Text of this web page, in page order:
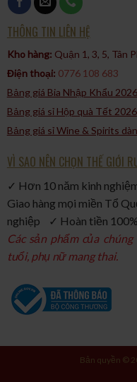
THÔNG TIN LIÊN HỆ
Kho hàng: Quận 1, 3, 5, Tân
Điện thoại: 0776 108 683
Bảng giá Bia Nhập Khẩu 2026
Bảng giá sỉ Hộp quà Tết 2026
Bảng giá sỉ Wine & Spirits
VÌ SAO NÊN CHỌN THẾ GIỚI
✓ Hơn 10 năm kinh
Giao hàng mọi miền Tổ
nghiệp ✓ Hoàn tiền 100%
Các sản phẩm của
tuổi, phụ nữ mang thai.
Bản quyền ©